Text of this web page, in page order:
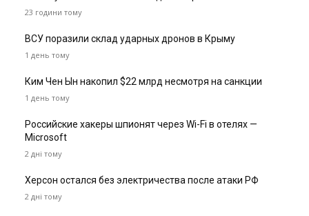
23 години тому
ВСУ поразили склад ударных дронов в Крыму
1 день тому
Ким Чен Ын накопил $22 млрд несмотря на санкции
1 день тому
Российские хакеры шпионят через Wi-Fi в отелях —
Microsoft
2 дні тому
Херсон остался без электричества после атаки РФ
2 дні тому